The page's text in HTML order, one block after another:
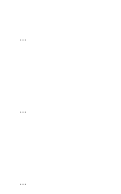
…
…
…